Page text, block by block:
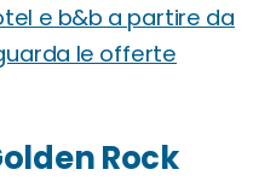
e b&b a partire da
le offerte
Rock